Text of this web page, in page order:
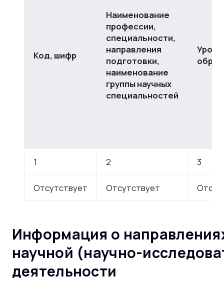
Код, шифр
Наименование
профессии,
специальности,
направления
подготовки,
наименование
группы научных
специальностей
1 2 3
Отсутствует Отсутствует
Информация о
научной (научно-
деятельности